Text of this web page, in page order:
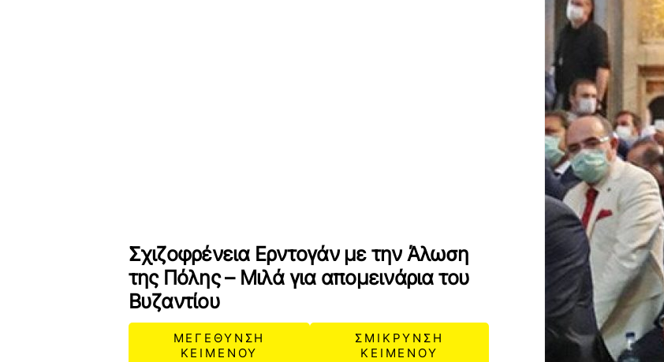
Σχιζοφρένεια Ερντογάν με την Άλωση
της Πόλης – Μιλά για απομεινάρια του
Βυζαντίου
ΜΕΓΕΘΥΝΣΗ
ΚΕΙΜΕΝΟΥ
ΣΜΙΚΡΥΝΣΗ
ΚΕΙΜΕΝΟΥ